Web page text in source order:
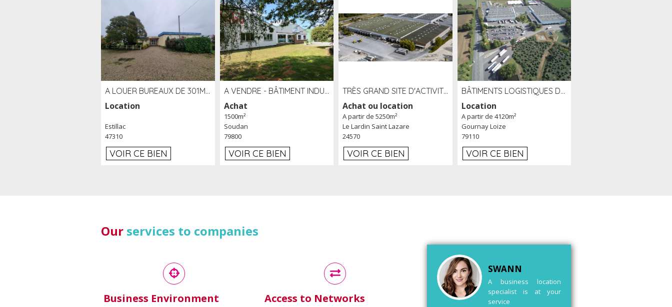
A LOUER BUREAUX DE 301M2 SUR LE SITE DE L'AÉROPORT AGEN LA GARENNE
Location
Estillac
47310
VOIR CE BIEN
A VENDRE - BÂTIMENT INDUSTRIEL SUR TERRAIN 1,2 HA PROCHE ÉCHANGEUR A10 - SOUDAN (79)
Achat
1500m²
Soudan
79800
VOIR CE BIEN
TRÈS GRAND SITE D'ACTIVITÉ DE 40 000 M² EMBRANCHÉ FER AU LARDIN SAINT LAZARE (24) PROCHE A89 À LOUER
Achat ou location
A partir de 5250m²
Le Lardin Saint Lazare
24570
VOIR CE BIEN
BÂTIMENTS LOGISTIQUES DE 31 500 M² À LOUER/À VENDRE SUR UN SITE DE 17 HA (79)
Location
A partir de 4120m²
Gournay Loize
79110
VOIR CE BIEN
Our services to companies
Business Environment Access to Networks
SWANN
A business location
specialist is at your
service